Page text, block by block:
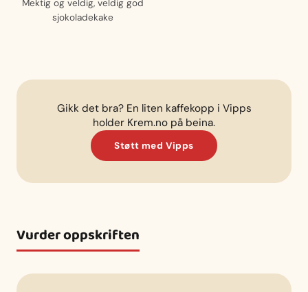
Mektig og veldig, veldig god
sjokoladekake
Gikk det bra? En liten kaffekopp i Vipps
holder Krem.no på beina.
Støtt med Vipps
Vurder oppskriften